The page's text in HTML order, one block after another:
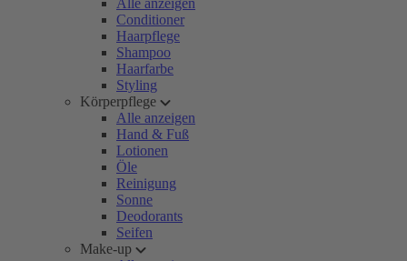
Alle anzeigen
Conditioner
Haarpflege
Shampoo
Haarfarbe
Styling
Körperpflege
Alle anzeigen
Hand & Fuß
Lotionen
Öle
Reinigung
Sonne
Deodorants
Seifen
Make-up